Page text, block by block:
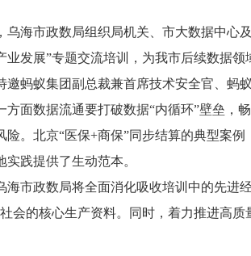
海市政数局组织局机关、市大数据中心
业发展”专题交流培训，为我市后续数据
蚁集团副总裁兼首席技术安全官、蚂蚁
方面数据流通要打破数据“内循环”壁垒，
险。北京“医保+商保”同步结算的典型案
实践提供了生动范本。
政数局将全面消化吸收培训中的先进经
会的核心生产资料。同时，着力推进高